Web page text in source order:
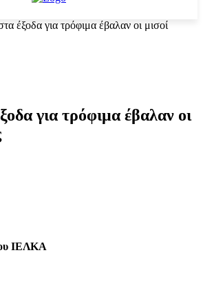
έξοδα για τρόφιμα έβαλαν οι μισοί
για τρόφιμα έβαλαν οι
ΙΕΛΚΑ